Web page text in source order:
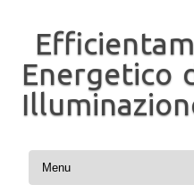
Energetico
Vai al contenuto